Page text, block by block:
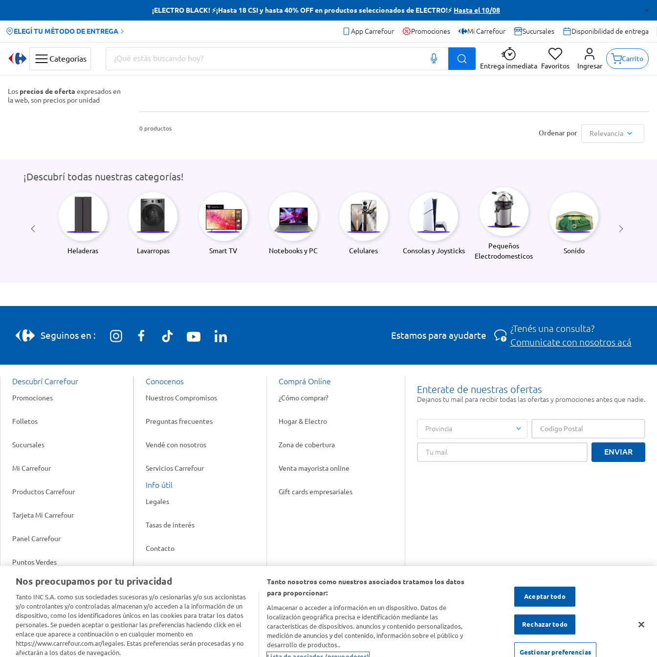
¡ELECTRO BLACK! ⚡¡Hasta 18 CSI y hasta 40% OFF en productos seleccionados de ELECTRO!⚡ Hasta el 10/08
ELEGÍ TU MÉTODO DE ENTREGA App Carrefour Promociones Mi Carrefour Sucursales Disponibilidad de entrega
Categorías
¿Qué estás buscando hoy?
Entrega inmediata Favoritos Ingresar
Carrito
Los precios de oferta expresados en
la web, son precios por unidad
0 productos
Relevancia
¡Descubrí todas nuestras categorías!
Heladeras Lavarropas Smart TV Notebooks y PC Celulares Consolas y Joysticks
Pequeños
Electrodomesticos
Sonido
Seguinos en : Estamos para ayudarte
¿Tenés una consulta?
Comunicate con nosotros acá
Descubrí Carrefour
Promociones
Folletos
Sucursales
Mi Carrefour
Productos Carrefour
Tarjeta Mi Carrefour
Panel Carrefour
Puntos Verdes
App Carrefour
Comprometidos Carrefour
Conocenos
Nuestros Compromisos
Preguntas frecuentes
Vendé con nosotros
Servicios Carrefour
Info útil
Legales
Tasas de interés
Contacto
Política de Bienestar Animal
Reporte de Sustentabilidad
Comprá Online
¿Cómo comprar?
Hogar & Electro
Zona de cobertura
Venta mayorista online
Gift cards empresariales
Enterate de nuestras ofertas
Dejanos tu mail para recibir todas las ofertas y promociones antes que nadie.
Provincia
ENVIAR
SOLICITUD DE ARREPENTIMIENTO
Nos preocupamos por tu privacidad
Tanto INC S.A. como sus sociedades sucesoras y/o cesionarias y/o sus accionistas
y/o controlantes y/o controladas almacenan y/o acceden a la información de un
dispositivo, como los identificadores únicos en las cookies para tratar los datos
personales. Se pueden aceptar o gestionar las preferencias haciendo click en el
enlace que aparece a continuación o en cualquier momento en
https://www.carrefour.com.ar/legales. Estas preferencias serán procesadas y no
afectarán a los datos de navegación.
Tanto nosotros como nuestros asociados tratamos los datos
para proporcionar:
Almacenar o acceder a información en un dispositivo. Datos de
localización geográfica precisa e identificación mediante las
características de dispositivos. anuncios y contenido personalizados,
medición de anuncios y del contenido, información sobre el público y
desarrollo de productos..
Aceptar todo
Rechazar todo
Gestionar preferencias
Términos más buscados
Yerba